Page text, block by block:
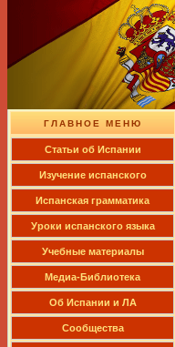
ГЛАВНОЕ МЕНЮ
Cтатьи об Испании
Изучение испанского
Испанская грамматика
Уроки испанского языка
Учебные материалы
Медиа-Библиотека
Об Испании и ЛА
Сообщества